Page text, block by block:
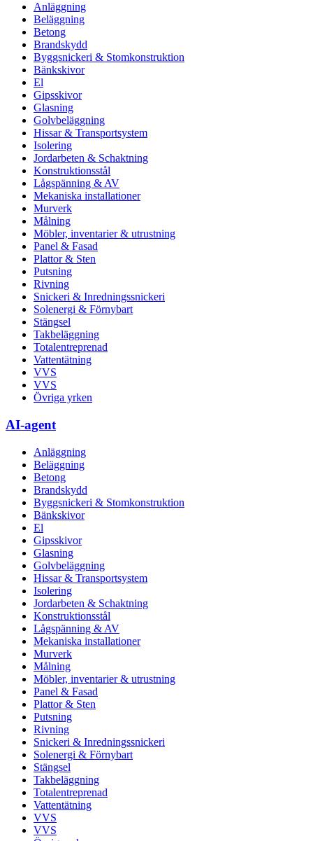
Anläggning
Beläggning
Betong
Brandskydd
Byggsnickeri & Stomkonstruktion
Bänkskivor
El
Gipsskivor
Glasning
Golvbeläggning
Hissar & Transportsystem
Isolering
Jordarbeten & Schaktning
Konstruktionsstål
Lågspänning & AV
Mekaniska installationer
Murverk
Målning
Möbler, inventarier & utrustning
Panel & Fasad
Plattor & Sten
Putsning
Rivning
Snickeri & Inredningssnickeri
Solenergi & Förnybart
Stängsel
Takbeläggning
Totalentreprenad
Vattentätning
VVS
VVS
Övriga yrken
AI-agent
Anläggning
Beläggning
Betong
Brandskydd
Byggsnickeri & Stomkonstruktion
Bänkskivor
El
Gipsskivor
Glasning
Golvbeläggning
Hissar & Transportsystem
Isolering
Jordarbeten & Schaktning
Konstruktionsstål
Lågspänning & AV
Mekaniska installationer
Murverk
Målning
Möbler, inventarier & utrustning
Panel & Fasad
Plattor & Sten
Putsning
Rivning
Snickeri & Inredningssnickeri
Solenergi & Förnybart
Stängsel
Takbeläggning
Totalentreprenad
Vattentätning
VVS
VVS